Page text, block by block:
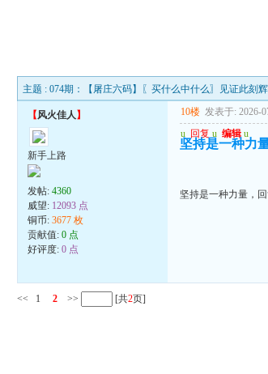
主题 : 074期：【屠庄六码】〖买什么中什么〗见证此刻
【风火佳人 】
新手上路
发帖:4360
威望: 12093 点
铜币:3677 枚
贡献值:0 点
好评度:0 点
10楼 发表于: 2026-
u 回复 u 编辑 u
坚持是一种力
坚持是一种力量，
<< 1 2 >> [共2页]